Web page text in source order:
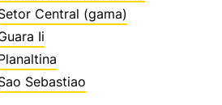
Central (gama)
Ii
Sebastiao